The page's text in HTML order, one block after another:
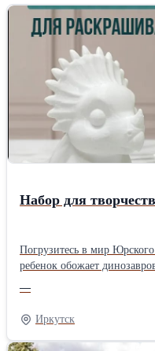
Набор для
Погрузитесь в мир Юрского
ребенок обожает
собственный
«Дино 3»! Это не просто
палеонтолога. Внутри вы
безопасного материала
—
Иркутск